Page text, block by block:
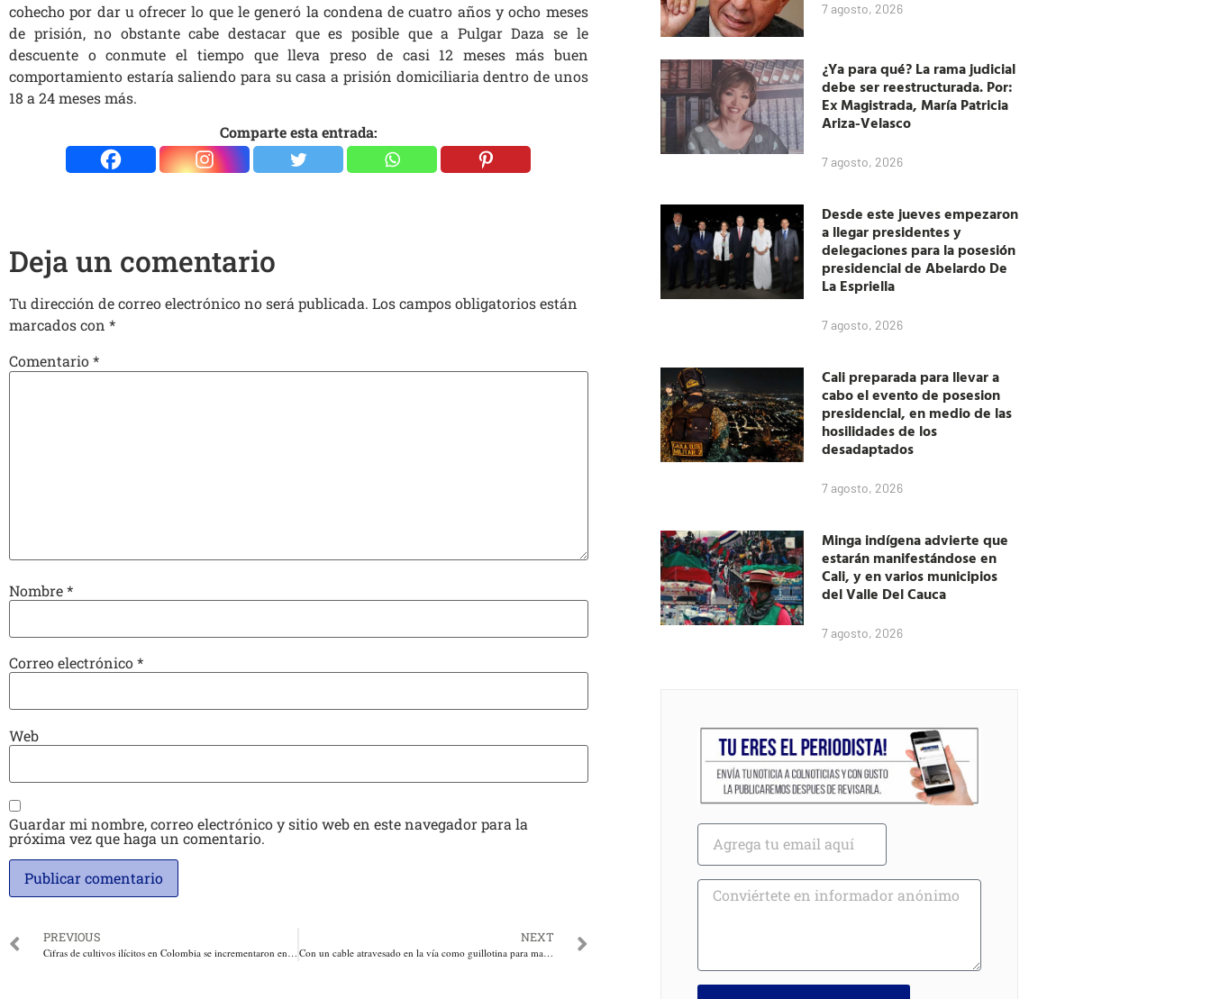
cohecho por dar u ofrecer lo que le generó la condena de cuatro años y ocho meses
de prisión, no obstante cabe destacar que es posible que a Pulgar Daza se le
descuente o conmute el tiempo que lleva preso de casi 12 meses más buen
comportamiento estaría saliendo para su casa a prisión domiciliaria dentro de unos
18 a 24 meses más.
Comparte esta entrada:
Deja un comentario
Tu dirección de correo electrónico no será publicada. Los campos obligatorios están
marcados con *
Comentario*
Nombre*
Correo electrónico*
Web
Guardar mi nombre, correo electrónico y sitio web en este navegador para la
próxima vez que haga un comentario.
PREVIOUS
Cifras de cultivos ilícitos en Colombia se incrementaron en 33 mil hectareas más en el 2020: Ofiucina de Control contra las Drogas de los Estados Unidos
NEXT
Con un cable atravesado en la vía como guillotina para matar Policías, elementos de la “primera línea” degollaron a un joven en Bogotá
7 agosto, 2026
¿Ya para qué? La rama judicial
debe ser reestructurada. Por:
Ex Magistrada, María Patricia
Ariza-Velasco
7 agosto, 2026
Desde este jueves empezaron
a llegar presidentes y
delegaciones para la posesión
presidencial de Abelardo De
La Espriella
7 agosto, 2026
Cali preparada para llevar a
cabo el evento de posesion
presidencial, en medio de las
hosilidades de los
desadaptados
7 agosto, 2026
Minga indígena advierte que
estarán manifestándose en
Cali, y en varios municipios
del Valle Del Cauca
7 agosto, 2026